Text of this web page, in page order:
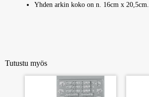
Yhden arkin koko on n. 16cm x 20,5cm.
Tutustu myös